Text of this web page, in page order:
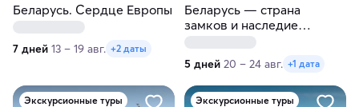
Беларусь. Сердце Европы
7 дней 13 – 19 авг. +2 даты
Беларусь — страна
замков и наследие
5 дней 20 – 24 авг. +1 дата
Экскурсионные туры Экскурсионные туры